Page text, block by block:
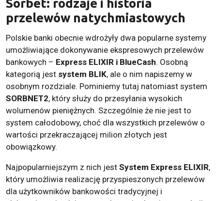
Sorbet: rodzaje i historia
przelewów natychmiastowych
Polskie banki obecnie wdrożyły dwa popularne systemy
umożliwiające dokonywanie ekspresowych przelewów
bankowych – Express ELIXIR i BlueCash. Osobną
kategorią jest system BLIK, ale o nim napiszemy w
osobnym rozdziale. Pominiemy tutaj natomiast system
SORBNET2, który służy do przesyłania wysokich
wolumenów pieniężnych. Szczególnie że nie jest to
system całodobowy, choć dla wszystkich przelewów o
wartości przekraczającej milion złotych jest
obowiązkowy.
Najpopularniejszym z nich jest System Express ELIXIR,
który umożliwia realizację przyspieszonych przelewów
dla użytkowników bankowości tradycyjnej i